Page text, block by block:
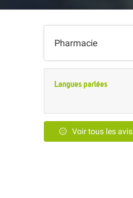
Pharmacie
Langues parlées
Voir tous les avis